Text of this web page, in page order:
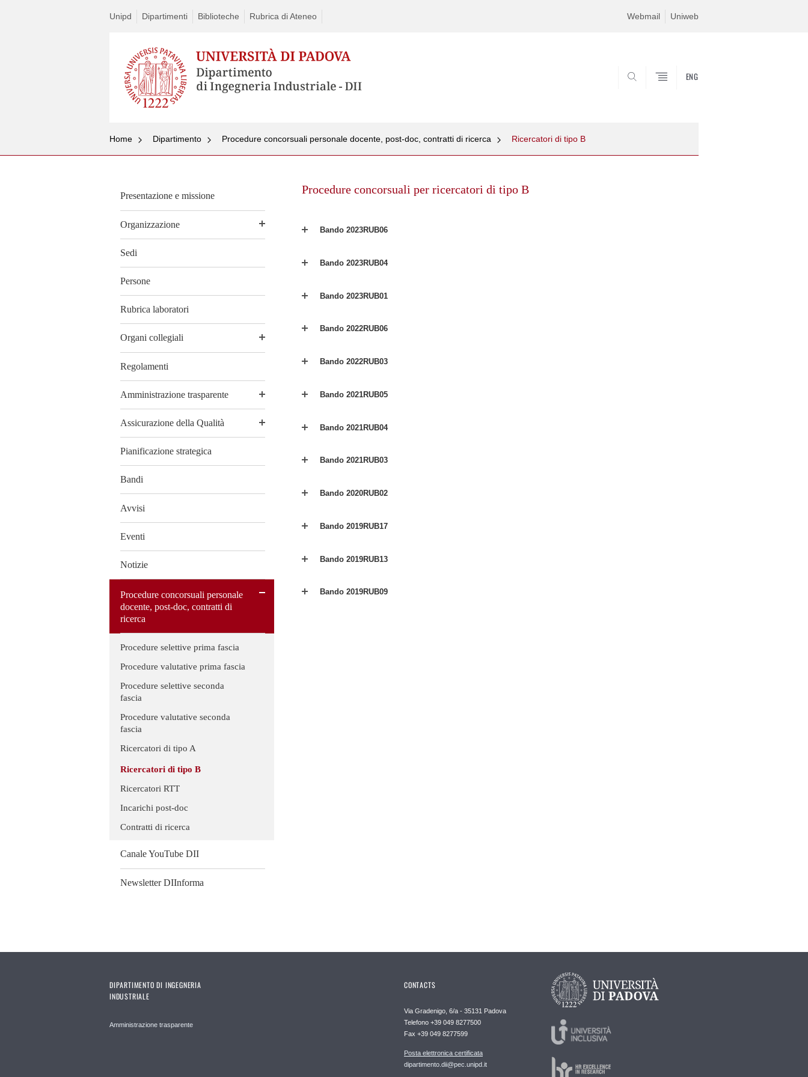
Unipd Dipartimenti Biblioteche Rubrica di Ateneo Webmail Uniweb
ENG
Home Dipartimento Procedure concorsuali personale docente, post-doc, contratti di ricerca Ricercatori di tipo B
Presentazione e missione
Organizzazione
Sedi
Persone
Rubrica laboratori
Organi collegiali
Regolamenti
Amministrazione trasparente
Assicurazione della Qualità
Pianificazione strategica
Bandi
Avvisi
Eventi
Notizie
Procedure concorsuali personale
docente, post-doc, contratti di
ricerca
Procedure selettive prima fascia
Procedure valutative prima fascia
Procedure selettive seconda
fascia
Procedure valutative seconda
fascia
Ricercatori di tipo A
Ricercatori di tipo B
Ricercatori RTT
Incarichi post-doc
Contratti di ricerca
Canale YouTube DII
Newsletter DIInforma
Procedure concorsuali per ricercatori di tipo B
Bando 2023RUB06
Bando 2023RUB04
Bando 2023RUB01
Bando 2022RUB06
Bando 2022RUB03
Bando 2021RUB05
Bando 2021RUB04
Bando 2021RUB03
Bando 2020RUB02
Bando 2019RUB17
Bando 2019RUB13
Bando 2019RUB09
DIPARTIMENTO DI INGEGNERIA
INDUSTRIALE
Amministrazione trasparente
CONTACTS
Via Gradenigo, 6/a - 35131 Padova
Telefono +39 049 8277500
Fax +39 049 8277599
Posta elettronica certificata
dipartimento.dii@pec.unipd.it